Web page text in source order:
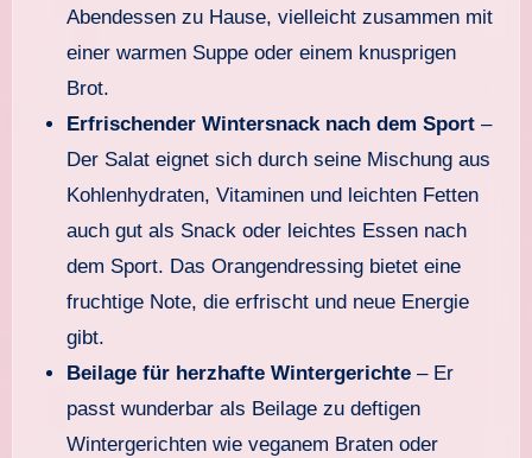
Abendessen zu Hause, vielleicht zusammen mit
einer warmen Suppe oder einem knusprigen
Brot.
Erfrischender Wintersnack nach dem Sport –
Der Salat eignet sich durch seine Mischung aus
Kohlenhydraten, Vitaminen und leichten Fetten
auch gut als Snack oder leichtes Essen nach
dem Sport. Das Orangendressing bietet eine
fruchtige Note, die erfrischt und neue Energie
gibt.
Beilage für herzhafte Wintergerichte – Er
passt wunderbar als Beilage zu deftigen
Wintergerichten wie veganem Braten oder